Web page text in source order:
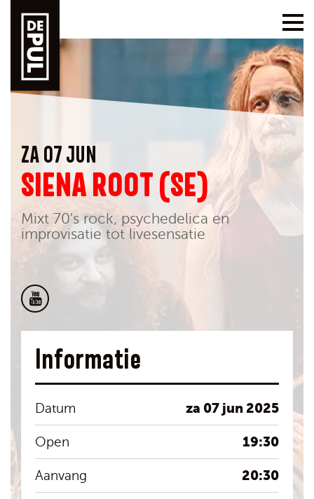
ZA 07 JUN
SIENA ROOT (SE)
Mixt 70's rock, psychedelica en
improvisatie tot livesensatie
Informatie
Datum za 07 jun 2025
Open 19:30
Aanvang 20:30